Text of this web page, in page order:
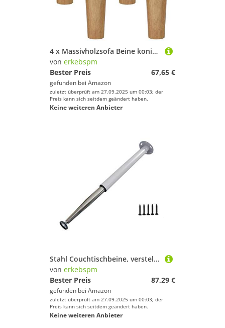
4 x Massivholzsofa Beine konische Couchtisch Beine Ersatz Möbel Beine Bett Füße für TV -Schrank Kaffeetische Ottomane Nachttischschrank klare beschichtete Holzfarbe mit M8
von erkebspm
Bester Preis
67,65 €
gefunden bei Amazon
zuletzt überprüft am 27.09.2025 um 00:03; der
Preis kann sich seitdem geändert haben.
Keine weiteren Anbieter
Stahl Couchtischbeine, verstellbare Möbelbeine, Metallküche Esstische Füße, Bürotischbeine, Computertischbeine, Ersatzstange Füße, 1 Prozent, Ladungskapazität 600 kg
von erkebspm
Bester Preis
87,29 €
gefunden bei Amazon
zuletzt überprüft am 27.09.2025 um 00:03; der
Preis kann sich seitdem geändert haben.
Keine weiteren Anbieter